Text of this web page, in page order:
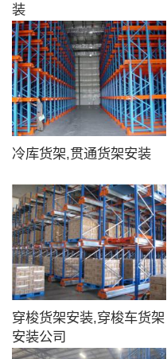
装
冷库货架,贯通货架安装
穿梭货架安装,穿梭车货架
安装公司